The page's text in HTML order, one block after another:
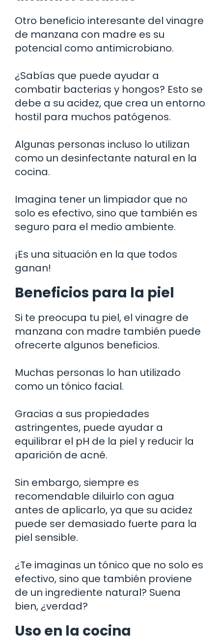
Otro beneficio interesante del vinagre
de manzana con madre es su
potencial como antimicrobiano.
¿Sabías que puede ayudar a
combatir bacterias y hongos? Esto se
debe a su acidez, que crea un entorno
hostil para muchos patógenos.
Algunas personas incluso lo utilizan
como un desinfectante natural en la
cocina.
Imagina tener un limpiador que no
solo es efectivo, sino que también es
seguro para el medio ambiente.
¡Es una situación en la que todos
ganan!
Beneficios para la piel
Si te preocupa tu piel, el vinagre de
manzana con madre también puede
ofrecerte algunos beneficios.
Muchas personas lo han utilizado
como un tónico facial.
Gracias a sus propiedades
astringentes, puede ayudar a
equilibrar el pH de la piel y reducir la
aparición de acné.
Sin embargo, siempre es
recomendable diluirlo con agua
antes de aplicarlo, ya que su acidez
puede ser demasiado fuerte para la
piel sensible.
¿Te imaginas un tónico que no solo es
efectivo, sino que también proviene
de un ingrediente natural? Suena
bien, ¿verdad?
Uso en la cocina